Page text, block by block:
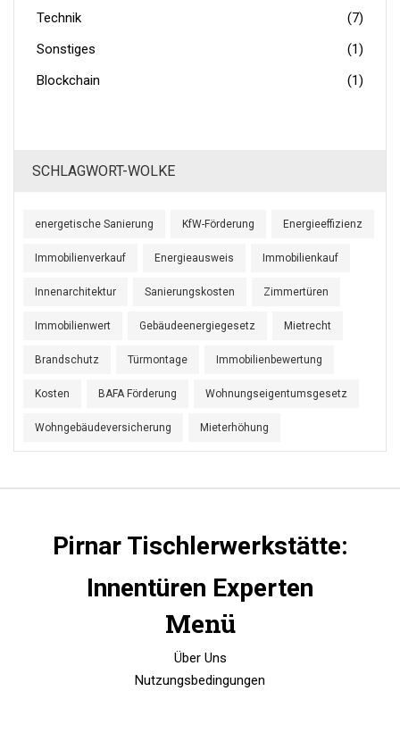
Technik
(7)
Sonstiges
(1)
Blockchain
(1)
SCHLAGWORT-WOLKE
energetische Sanierung KfW-Förderung Energieeffizienz
Immobilienverkauf Energieausweis Immobilienkauf
Innenarchitektur Sanierungskosten Zimmertüren
Immobilienwert Gebäudeenergiegesetz Mietrecht
Brandschutz Türmontage Immobilienbewertung
Kosten BAFA Förderung Wohnungseigentumsgesetz
Wohngebäudeversicherung Mieterhöhung
Pirnar Tischlerwerkstätte:
Innentüren Experten
Menü
Über Uns
Nutzungsbedingungen